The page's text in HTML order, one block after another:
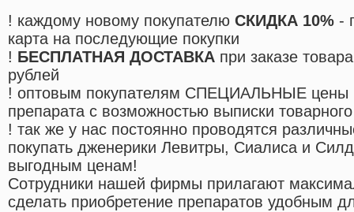
! каждому новому покупателю СКИДКА 10% -
карта на последующие покупки
! БЕСПЛАТНАЯ ДОСТАВКА при заказе
рублей
! оптовым покупателям СПЕЦИАЛЬНЫЕ цены
препарата с возможностью выписки
! так же у нас постоянно проводятся
покупать дженерики Левитры, Сиалиса и
выгодным ценам!
Cотрудники нашей фирмы прилагают
сделать приобретение препаратов удобным